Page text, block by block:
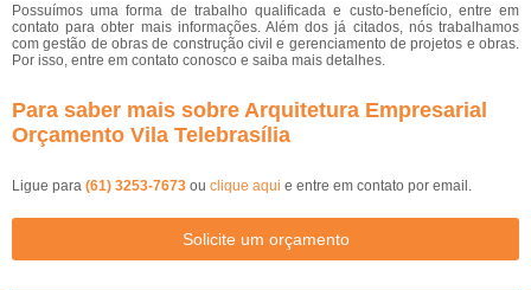
Possuímos uma forma de trabalho qualificada e custo-benefício, entre em
contato para obter mais informações. Além dos já citados, nós trabalhamos
com gestão de obras de construção civil e gerenciamento de projetos e obras.
Por isso, entre em contato conosco e saiba mais detalhes.
Para saber mais sobre Arquitetura Empresarial
Orçamento Vila Telebrasília
Ligue para (61) 3253-7673 ou clique aqui e entre em contato por email.
Solicite um orçamento